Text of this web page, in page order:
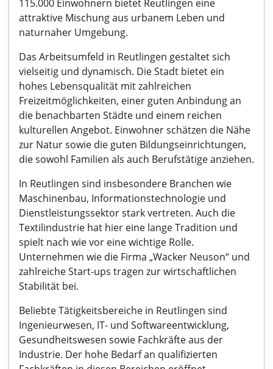
115.000 Einwohnern bietet Reutlingen eine
attraktive Mischung aus urbanem Leben und
naturnaher Umgebung.
Das Arbeitsumfeld in Reutlingen gestaltet sich
vielseitig und dynamisch. Die Stadt bietet ein
hohes Lebensqualität mit zahlreichen
Freizeitmöglichkeiten, einer guten Anbindung an
die benachbarten Städte und einem reichen
kulturellen Angebot. Einwohner schätzen die Nähe
zur Natur sowie die guten Bildungseinrichtungen,
die sowohl Familien als auch Berufstätige anziehen.
In Reutlingen sind insbesondere Branchen wie
Maschinenbau, Informationstechnologie und
Dienstleistungssektor stark vertreten. Auch die
Textilindustrie hat hier eine lange Tradition und
spielt nach wie vor eine wichtige Rolle.
Unternehmen wie die Firma „Wacker Neuson“ und
zahlreiche Start-ups tragen zur wirtschaftlichen
Stabilität bei.
Beliebte Tätigkeitsbereiche in Reutlingen sind
Ingenieurwesen, IT- und Softwareentwicklung,
Gesundheitswesen sowie Fachkräfte aus der
Industrie. Der hohe Bedarf an qualifizierten